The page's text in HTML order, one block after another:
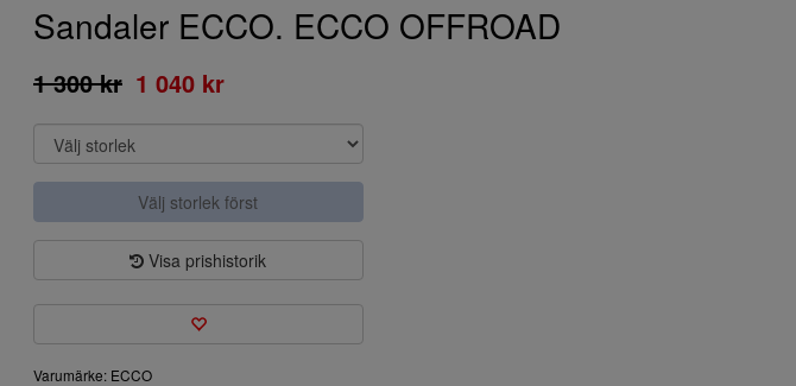
Sandaler ECCO. ECCO OFFROAD
1 300 kr 1 040 kr
Välj storlek först
Visa prishistorik
Varumärke: ECCO